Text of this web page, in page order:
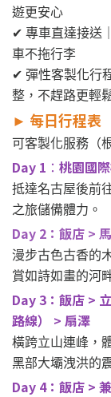
遊更安心
✔ 專車直達接送
車不拖行李
✔ 彈性客製化行
整，不趕路更輕
► 每日行程表
可客製化服務（
Day 1 ： 桃園國
抵達名古屋後前
之旅儲備體力。
Day 2：飯店 >
漫步古色古香的
賞如詩如畫的河
Day 3：飯店 >
路線） > 扇澤
橫跨立山連峰，
黑部大壩洩洪的
Day 4：飯店 >